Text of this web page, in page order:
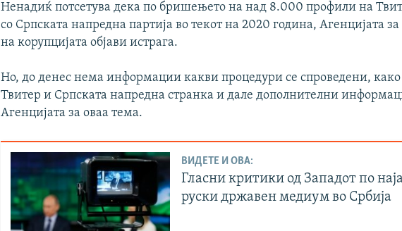
Ненадиќ потсетува дека по бришењето на над 8.000 профили на
со Српската напредна партија во текот на 2020 година, Агенцијата
на корупцијата објави истрага.
Но, до денес нема информации какви процедури се спроведени,
Твитер и Српската напредна странка и дале дополнителни
Агенцијата за оваа тема.
ВИДЕТЕ И ОВА:
Гласни критики од Западот по
руски државен медиум во Србија